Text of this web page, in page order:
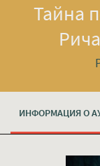
Тайна
ИНФОРМАЦИЯ О